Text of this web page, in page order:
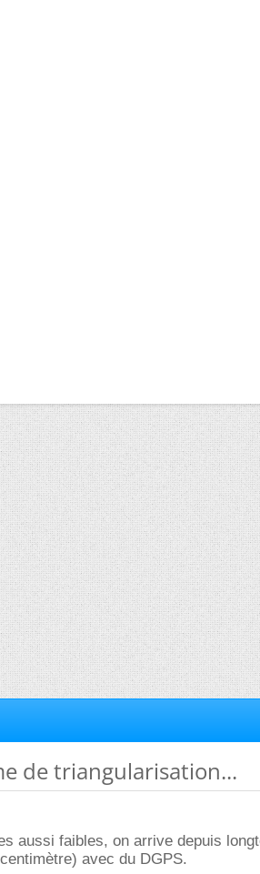
de triangularisation...
aussi faibles, on arrive depuis
avec du DGPS.